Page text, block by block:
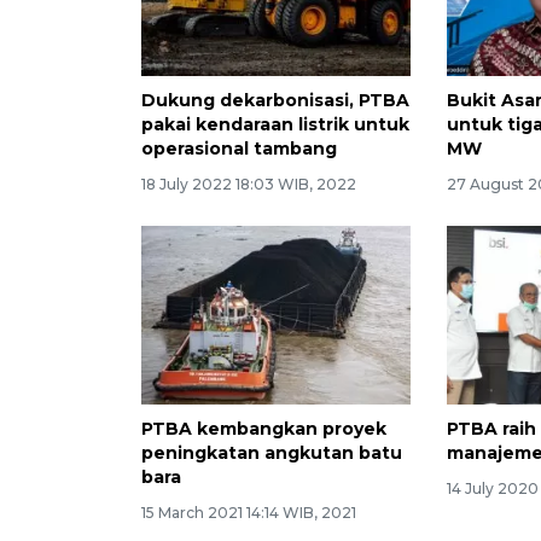
Dukung dekarbonisasi, PTBA
pakai kendaraan listrik untuk
operasional tambang
18 July 2022 18:03 WIB, 2022
Bukit
untuk
MW
27 August
PTBA kembangkan proyek
peningkatan angkutan batu
bara
15 March 2021 14:14 WIB, 2021
PTBA
14 July